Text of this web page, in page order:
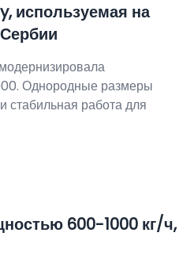
используемая на
Однородные размеры
стабильная работа для
600-1000 кг/ч,